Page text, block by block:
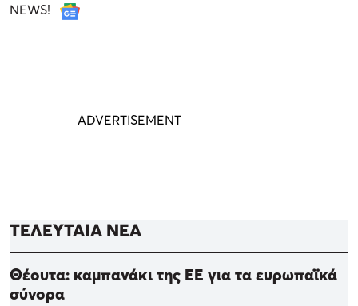
NEWS!
ΤΕΛΕΥΤΑΙΑ ΝΕΑ
Θέουτα: καμπανάκι της ΕΕ για τα ευρωπαϊκά
σύνορα